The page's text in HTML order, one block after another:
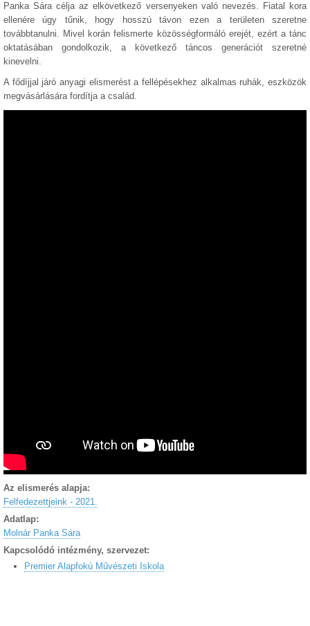
Panka Sára célja az elkövetkező versenyeken való nevezés. Fiatal kora
ellenére úgy tűnik, hogy hosszú távon ezen a területen szeretne
továbbtanulni. Mivel korán felismerte közösségformáló erejét, ezért a tánc
oktatásában gondolkozik, a következő táncos generációt szeretné
kinevelni.
A fődíjjal járó anyagi elismerést a fellépésekhez alkalmas ruhák, eszközök
megvásárlására fordítja a család.
Az elismerés alapja:
Felfedezettjeink - 2021.
Adatlap:
Molnár Panka Sára
Kapcsolódó intézmény, szervezet:
Premier Alapfokú Művészeti Iskola